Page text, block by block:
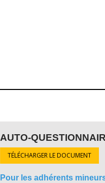
AUTO-
TÉLÉCHARGER LE DOCUMENT
Pour les adhérents